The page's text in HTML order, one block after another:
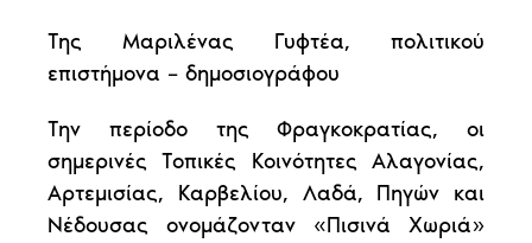
Της Μαριλένας Γυφτέα, πολιτικού
επιστήμονα – δημοσιογράφου
Την περίοδο της Φραγκοκρατίας, οι
σημερινές Τοπικές Κοινότητες Αλαγονίας,
Αρτεμισίας, Καρβελίου, Λαδά, Πηγών και
Νέδουσας ονομάζονταν «Πισινά Χωριά»